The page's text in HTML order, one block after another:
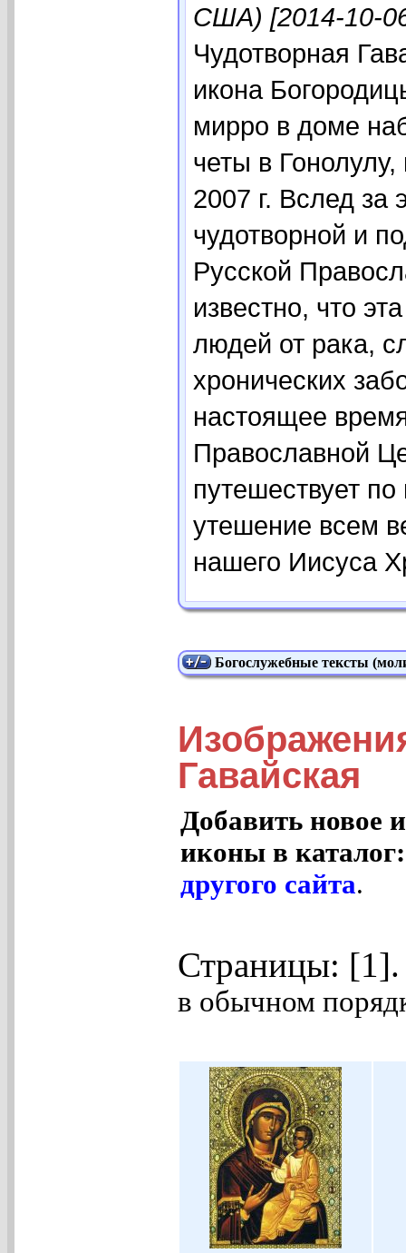
США) [2014-10-
Чудотворная
икона
мирро в доме
четы в
2007 г. Вслед за
чудотворной и
Русской
известно, что
людей от рака,
хронических
настоящее
Православной
путешествует
утешение всем
нашего Иисуса
Богослужебные тексты
Гавайская
Добавить новое
иконы в
другого сайта.
Страницы:
в обычном